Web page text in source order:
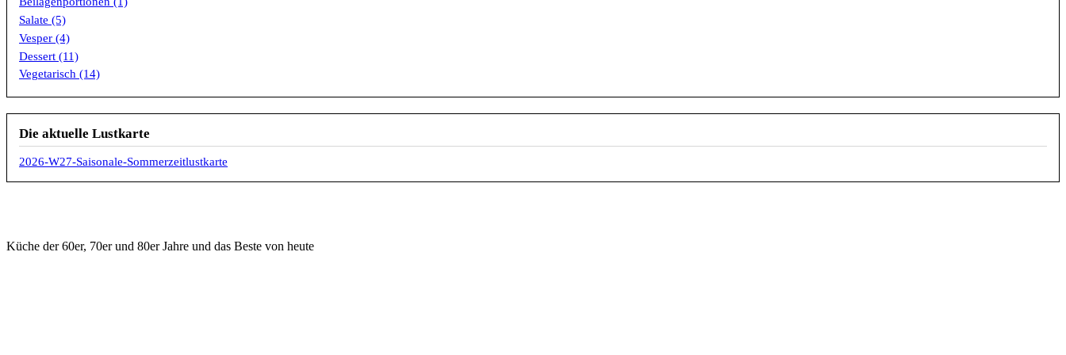
Salate (5)
Vesper (4)
Dessert (11)
Vegetarisch (14)
Die aktuelle Lustkarte
2026-W27-Saisonale-Sommerzeitlustkarte
Küche der 60er, 70er und 80er Jahre und das Beste von heute